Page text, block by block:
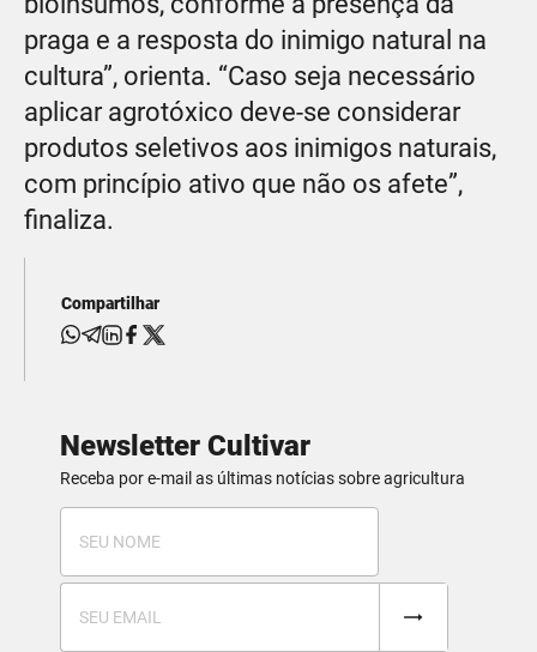
praga e a resposta do inimigo natural na
cultura”, orienta. “Caso seja necessário
aplicar agrotóxico deve-se considerar
produtos seletivos aos inimigos naturais,
com princípio ativo que não os afete”,
finaliza.
Compartilhar
Newsletter Cultivar
Receba por e-mail as últimas notícias sobre agricultura